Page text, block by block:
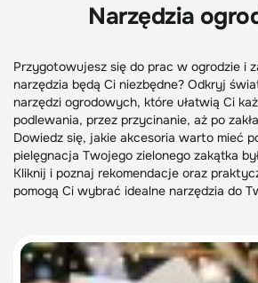
Narzędzia
Przygotowujesz się do prac w ogrodzie i
narzędzia będą Ci niezbędne? Odkryj
narzędzi ogrodowych, które ułatwią Ci
podlewania, przez przycinanie, aż po
Dowiedz się, jakie akcesoria warto mieć
pielęgnacja Twojego zielonego zakątka
Kliknij i poznaj rekomendacje oraz
pomogą Ci wybrać idealne narzędzia do